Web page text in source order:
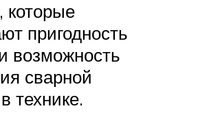
которые
пригодность
возможность
сварной
технике.